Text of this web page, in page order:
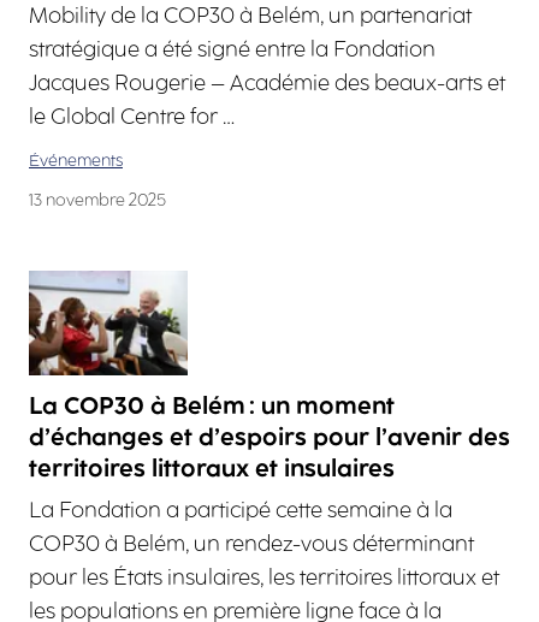
Mobility de la COP30 à Belém, un partenariat
stratégique a été signé entre la Fondation
Jacques Rougerie – Académie des beaux-arts et
le Global Centre for …
Événements
13 novembre 2025
La COP30 à Belém : un moment
d’échanges et d’espoirs pour l’avenir des
territoires littoraux et insulaires
La Fondation a participé cette semaine à la
COP30 à Belém, un rendez-vous déterminant
pour les États insulaires, les territoires littoraux et
les populations en première ligne face à la